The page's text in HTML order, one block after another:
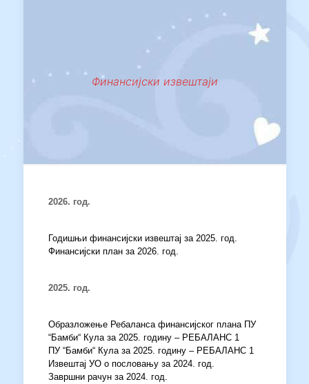
Финансијски извештаји
2026. год.
Годишњи финансијски извештај за 2025. год.
Финансијски план за 2026. год.
2025. год.
Образложење Ребаланса финансијског плана ПУ
“Бамби“ Кула за 2025. годину – РЕБАЛАНС 1
ПУ “Бамби“ Кула за 2025. годину – РЕБАЛАНС 1
Извештај УО о пословању за 2024. год.
Завршни рачун за 2024. год.